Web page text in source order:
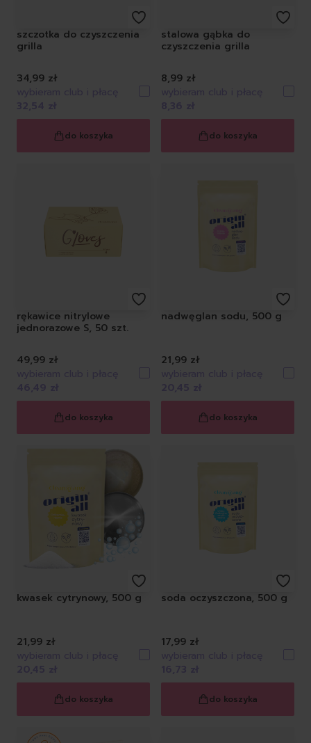
szczotka do czyszczenia
grilla
34,99 zł
do koszyka
stalowa gąbka do
czyszczenia grilla
8,99 zł
do koszyka
rękawice nitrylowe
jednorazowe S, 50 szt.
49,99 zł
do koszyka
nadwęglan sodu, 500 g
21,99 zł
do koszyka
kwasek cytrynowy, 500 g
21,99 zł
do koszyka
soda oczyszczona, 500 g
17,99 zł
do koszyka